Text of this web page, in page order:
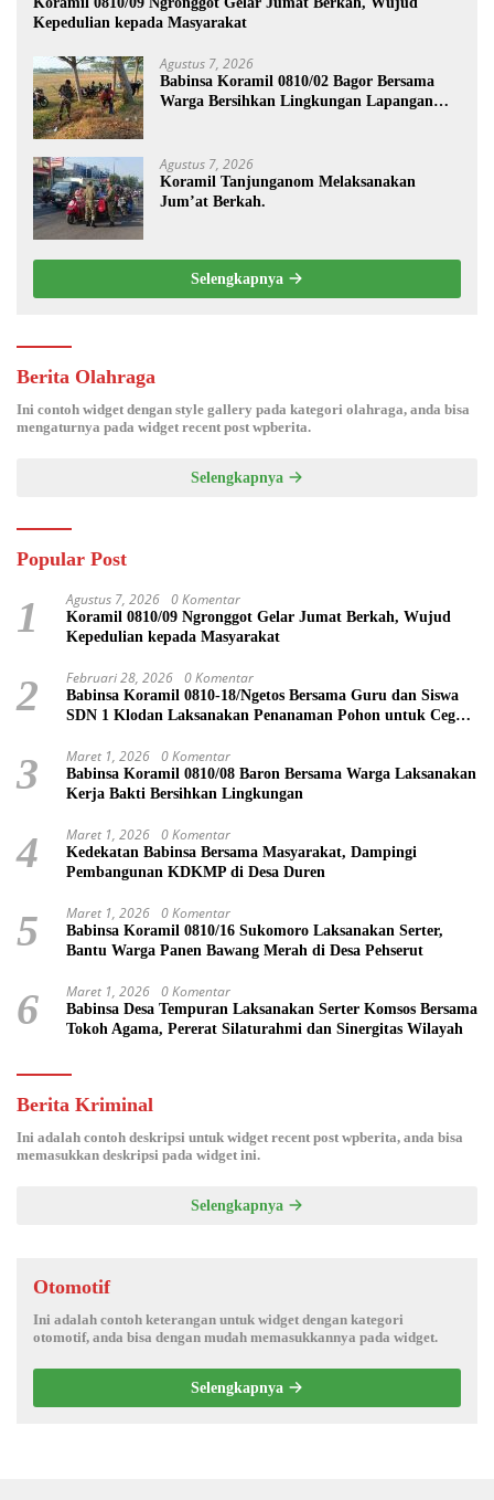
Kepedulian kepada Masyarakat
Agustus 7, 2026
Babinsa Koramil 0810/02 Bagor Bersama
Warga Bersihkan Lingkungan Lapangan
Agustus 7, 2026
Koramil Tanjunganom Melaksanakan
Jum’at Berkah.
Selengkapnya
Berita Olahraga
Ini contoh widget dengan style gallery pada kategori olahraga, anda bisa
mengaturnya pada widget recent post wpberita.
Selengkapnya
Popular Post
1 Agustus 7, 2026 0 Komentar
Koramil 0810/09 Ngronggot Gelar Jumat Berkah, Wujud
Kepedulian kepada Masyarakat
2 Februari 28, 2026 0 Komentar
Babinsa Koramil 0810-18/Ngetos Bersama Guru dan Siswa
SDN 1 Klodan Laksanakan Penanaman Pohon untuk Cegah
3 Maret 1, 2026 0 Komentar
Babinsa Koramil 0810/08 Baron Bersama Warga Laksanakan
Kerja Bakti Bersihkan Lingkungan
4 Maret 1, 2026 0 Komentar
Kedekatan Babinsa Bersama Masyarakat, Dampingi
Pembangunan KDKMP di Desa Duren
5 Maret 1, 2026 0 Komentar
Babinsa Koramil 0810/16 Sukomoro Laksanakan Serter,
Bantu Warga Panen Bawang Merah di Desa Pehserut
6 Maret 1, 2026 0 Komentar
Babinsa Desa Tempuran Laksanakan Serter Komsos Bersama
Tokoh Agama, Pererat Silaturahmi dan Sinergitas Wilayah
Berita Kriminal
Ini adalah contoh deskripsi untuk widget recent post wpberita, anda bisa
memasukkan deskripsi pada widget ini.
Selengkapnya
Otomotif
Ini adalah contoh keterangan untuk widget dengan kategori
otomotif, anda bisa dengan mudah memasukkannya pada widget.
Selengkapnya